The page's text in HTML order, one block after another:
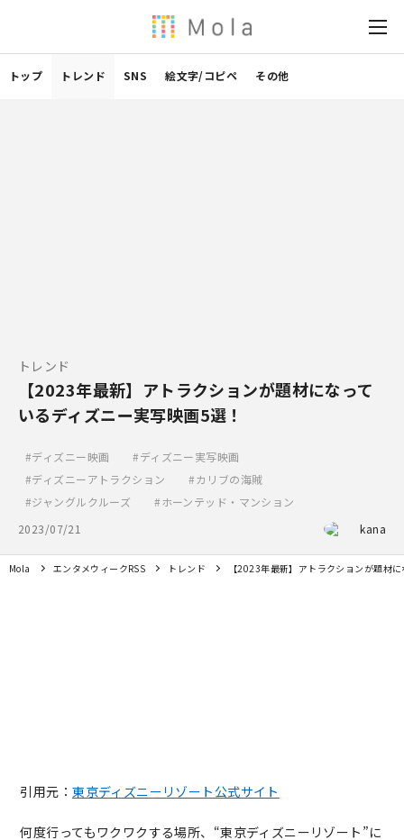
トップ トレンド SNS 絵文字/コピペ その他
トレンド
【2023年最新】アトラクションが題材になって
いるディズニー実写映画5選！
ディズニー映画
ディズニー実写映画
ディズニーアトラクション
カリブの海賊
ジャングルクルーズ
ホーンテッド・マンション
2023/07/21
kana
Mola エンタメウィークRSS トレンド 【2023年最新】アトラクションが題材
引用元：東京ディズニーリゾート公式サイト
何度行ってもワクワクする場所、“東京ディズニーリゾート”に